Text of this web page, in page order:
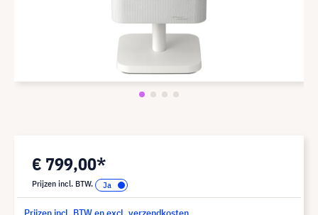
€ 799,00*
Prijzen incl. BTW.